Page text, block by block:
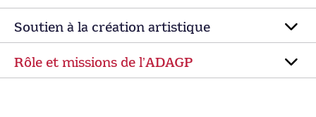
Soutien à la création artistique
Rôle et missions de lʼADAGP